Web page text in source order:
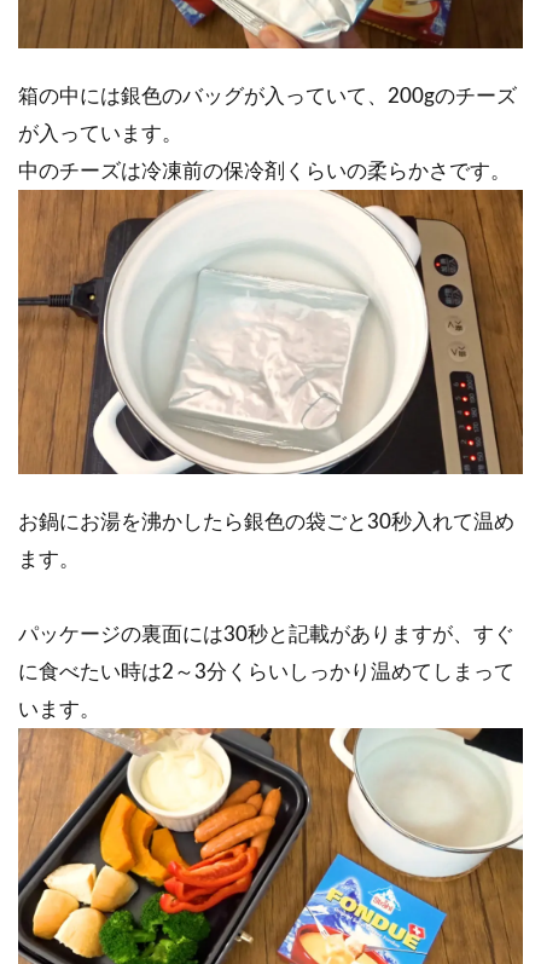
箱の中には銀色のバッグが入っていて、200gのチーズ
が入っています。
中のチーズは冷凍前の保冷剤くらいの柔らかさです。
お鍋にお湯を沸かしたら銀色の袋ごと30秒入れて温め
ます。
パッケージの裏面には30秒と記載がありますが、すぐ
に食べたい時は2～3分くらいしっかり温めてしまって
います。